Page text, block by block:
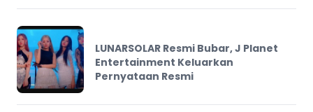
LUNARSOLAR Resmi Bubar, J Planet
Entertainment Keluarkan
Pernyataan Resmi